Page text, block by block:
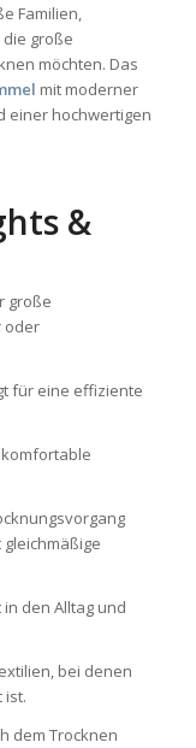
Familien,
große
möchten. Das
mit moderner
einer hochwertigen
&
große
oder
für eine effiziente
den Alltag und
bei denen
ist.
dem Trocknen